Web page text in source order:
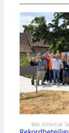
Bild: Ethercat